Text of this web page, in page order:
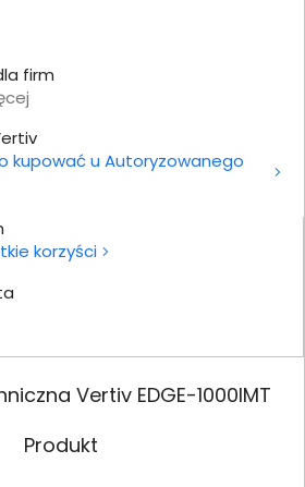
korzyści
firm
kupować u Autoryzowanego
Vertiv EDGE-1000IMT
Produkt